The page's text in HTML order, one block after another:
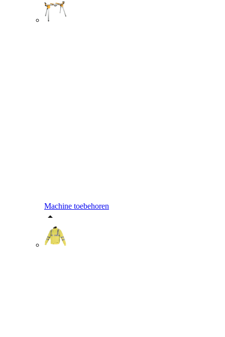
Machine toebehoren